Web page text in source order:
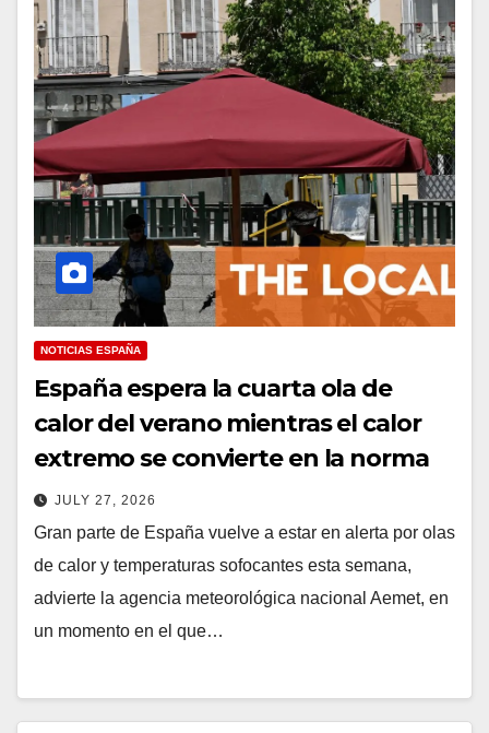
NOTICIAS ESPAÑA
España espera la cuarta ola de
calor del verano mientras el calor
extremo se convierte en la norma
JULY 27, 2026
Gran parte de España vuelve a estar en alerta por olas
de calor y temperaturas sofocantes esta semana,
advierte la agencia meteorológica nacional Aemet, en
un momento en el que…